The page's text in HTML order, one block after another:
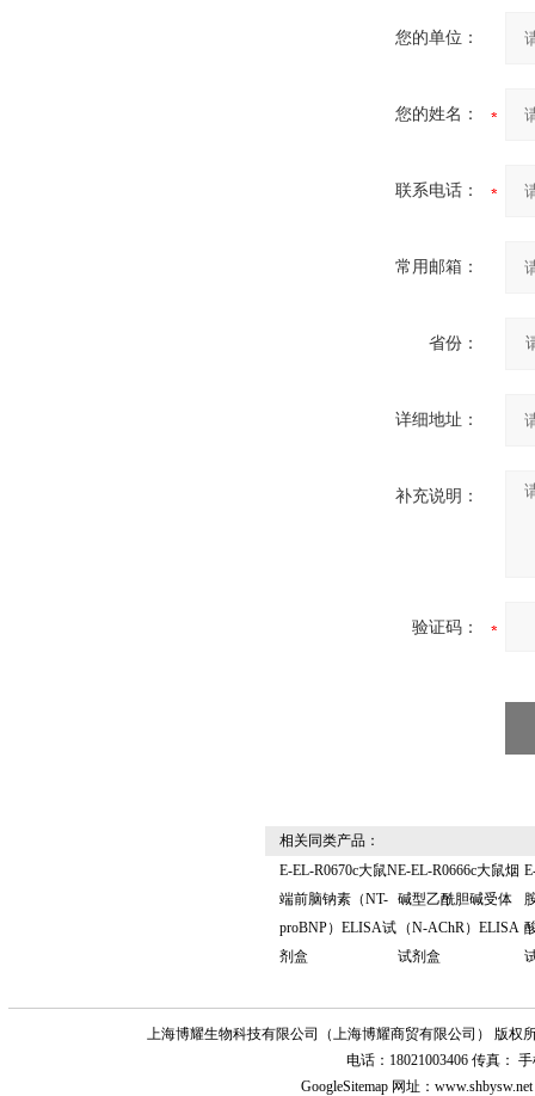
您的单位：
您的姓名：
联系电话：
常用邮箱：
省份：
详细地址：
补充说明：
验证码：
相关同类产品：
E-EL-R0670c大鼠N
端前脑钠素（NT-
proBNP）ELISA试
剂盒
E-EL-R0666c大鼠烟
碱型乙酰胆碱受体
（N-AChR）ELISA
试剂盒
上海博耀生物科技有限公司（上海博耀商贸有限公司） 版权
电话：18021003406 传真：
GoogleSitemap 网址：